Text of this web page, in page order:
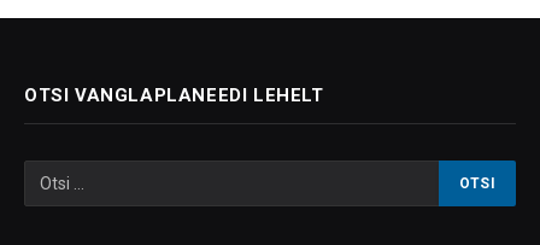
OTSI VANGLAPLANEEDI LEHELT